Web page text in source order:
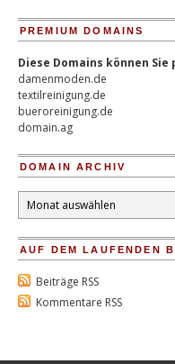
PREMIUM DOMAINS
Diese Domains können Sie
damenmoden.de
textilreinigung.de
bueroreinigung.de
domain.ag
DOMAIN ARCHIV
Domain
Archiv
AUF DEM LAUFENDEN
Beiträge RSS
Kommentare RSS